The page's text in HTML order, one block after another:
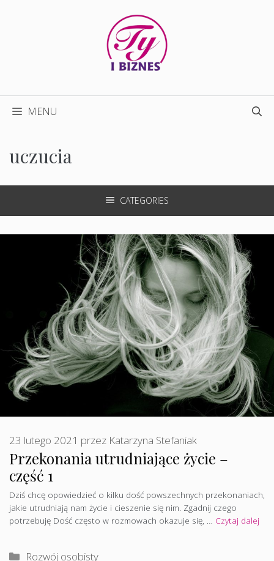
MENU
uczucia
CATEGORIES
Przekonania utrudniające życie –
część 1
23 lutego 2021 przez Katarzyna Stefaniak
Dziś chcę opowiedzieć o kilku dość powszechnych przekonaniach,
jakie utrudniają nam życie i cieszenie się nim. Zgadnij czego
potrzebuję Dość często w rozmowach okazuje się, … Czytaj dalej
Kategorie
Rozwój osobisty